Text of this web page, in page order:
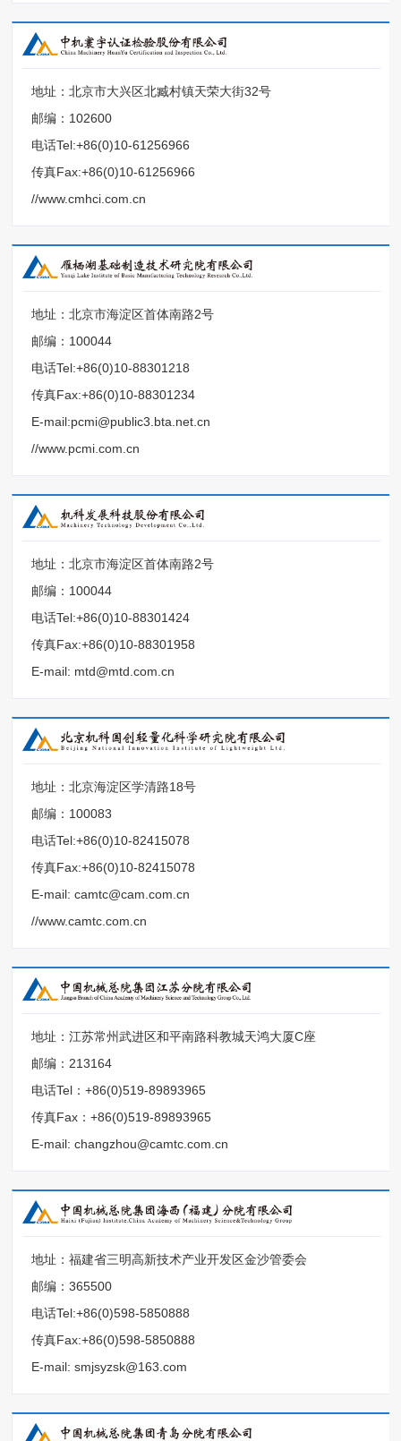
地址：北京市大兴区北臧村镇天荣大街32号
邮编：102600
电话Tel:+86(0)10-61256966
传真Fax:+86(0)10-61256966
//www.cmhci.com.cn
地址：北京市海淀区首体南路2号
邮编：100044
电话Tel:+86(0)10-88301218
传真Fax:+86(0)10-88301234
E-mail:pcmi@public3.bta.net.cn
//www.pcmi.com.cn
地址：北京市海淀区首体南路2号
邮编：100044
电话Tel:+86(0)10-88301424
传真Fax:+86(0)10-88301958
E-mail: mtd@mtd.com.cn
地址：北京海淀区学清路18号
邮编：100083
电话Tel:+86(0)10-82415078
传真Fax:+86(0)10-82415078
E-mail: camtc@cam.com.cn
//www.camtc.com.cn
地址：江苏常州武进区和平南路科教城天鸿大厦C座
邮编：213164
电话Tel：+86(0)519-89893965
传真Fax：+86(0)519-89893965
E-mail: changzhou@camtc.com.cn
地址：福建省三明高新技术产业开发区金沙管委会
邮编：365500
电话Tel:+86(0)598-5850888
传真Fax:+86(0)598-5850888
E-mail: smjsyzsk@163.com